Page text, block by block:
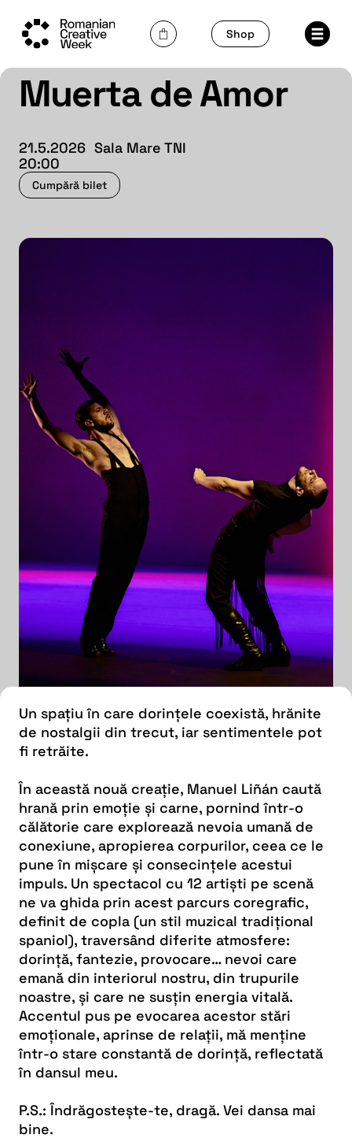
content
Shop
Muerta de Amor
21.5.2026
20:00
Sala Mare TNI
Cumpără bilet
Un spațiu în care dorințele coexistă, hrănite
de nostalgii din trecut, iar sentimentele pot
fi retrăite.
În această nouă creație, Manuel Liñán caută
hrană prin emoție și carne, pornind într-o
călătorie care explorează nevoia umană de
conexiune, apropierea corpurilor, ceea ce le
pune în mișcare și consecințele acestui
impuls. Un spectacol cu 12 artiști pe scenă
ne va ghida prin acest parcurs coregrafic,
definit de copla (un stil muzical tradițional
spaniol), traversând diferite atmosfere:
dorință, fantezie, provocare… nevoi care
emană din interiorul nostru, din trupurile
noastre, și care ne susțin energia vitală.
Accentul pus pe evocarea acestor stări
emoționale, aprinse de relații, mă menține
într-o stare constantă de dorință, reflectată
în dansul meu.
P.S.: Îndrăgostește-te, dragă. Vei dansa mai
bine.